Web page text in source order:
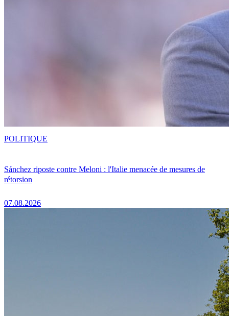
Sánchez riposte contre Meloni : l'Italie menacée de mesures de
rétorsion
07.08.2026
POLITIQUE